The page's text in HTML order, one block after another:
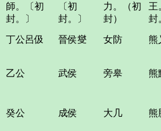
師。〔初
封。〕
〔初
封。〕
力。（初
封）
王
封
丁公呂伋 晉侯燮 女防 熊
乙公 武侯 旁皋 熊
癸公 成侯 大几 熊